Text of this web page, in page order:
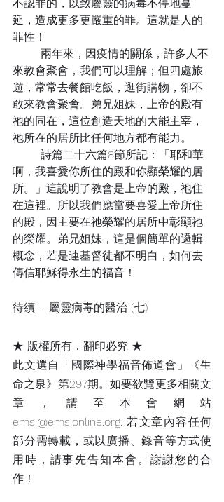
不認罪的，以致屬靈的病毒不停地蔓
延，造成更多更嚴重的罪。這就是人的
罪性！
來教會聚會，我們可以理解；但四處旅
遊，常常去餐館吃飯，逛街購物，卻不
敢來教會聚會。弟兄姐妹，上帝的殿有
祂的同在，這位創造天地的大能主宰，
祂所在的居所比任何地方都有能力。
啊，我喜愛你所住的殿和你顯榮耀的居
所。」這說明了教會是上帝的殿，祂住
在這裡。所以我們應當要喜愛上帝所住
的殿，因主要在祂榮耀的居所中彰顯祂
的榮耀。弟兄姐妹，這是個簡單的邏輯
概念，若是連基督徒都不明白，如何去
傳信耶穌得永生的福音！
待續……屬靈病毒的醫治 (七)
★ 版權所有．翻印必究 ★
此文選自「國際神學福音佈道會」《生
命之泉》第297期。如要欲覽更多相關文
章，請至本會網站
emsi@emsionline.org. 若文章內容任何
部分需轉載，或以廣播、錄音等方式使
用時，請事先告知本會。謝謝您的合
作！